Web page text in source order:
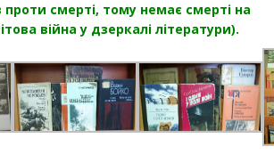
смерті, тому немає смерті на
війна у дзеркалі літератури).